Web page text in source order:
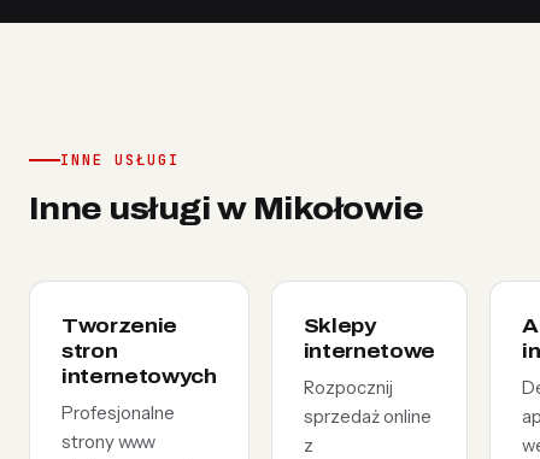
INNE USŁUGI
Inne usługi w Mikołowie
Tworzenie
stron
internetowych
Profesjonalne
strony www
Sklepy
internetowe
Rozpocznij
sprzedaż online
z